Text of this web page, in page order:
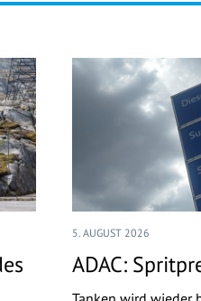
5. AUGUST 2026
ADAC: